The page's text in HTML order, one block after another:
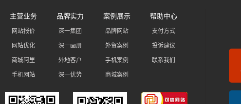
主营业务
网站报价
网站优化
商城阿里
手机网站
品牌实力
深一集团
深一画册
外地客户
深一优势
案例展示
品牌网站
外贸案例
手机案例
商城案例
帮助中心
支付方式
投诉建议
联系我们